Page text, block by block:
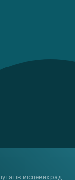
місцевих рад